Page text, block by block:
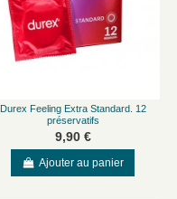
Durex Feeling Extra Standard. 12
préservatifs
9,90 €
Ajouter au panier